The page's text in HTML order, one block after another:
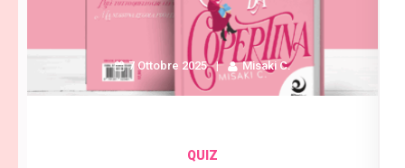
7 Ottobre 2025 Misaki C.
QUIZ